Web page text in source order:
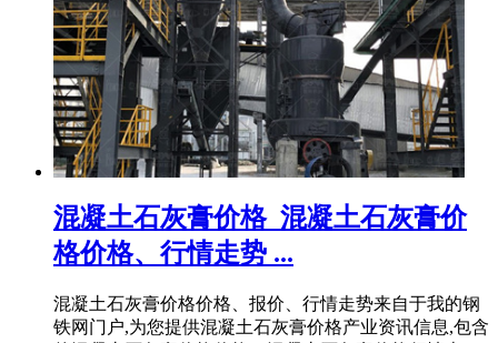
混凝土石灰膏价格_混凝土石灰膏价
格价格、行情走势 ...
混凝土石灰膏价格价格、报价、行情走势来自于我的钢
铁网门户,为您提供混凝土石灰膏价格产业资讯信息,包含